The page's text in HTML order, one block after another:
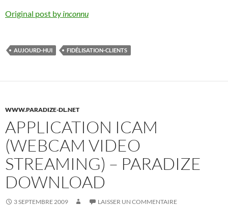
Original post by inconnu
AUJOURD-HUI FIDÉLISATION-CLIENTS
WWW.PARADIZE-DL.NET
APPLICATION ICAM
(WEBCAM VIDEO
STREAMING) – PARADIZE
DOWNLOAD
3 SEPTEMBRE 2009 LAISSER UN COMMENTAIRE